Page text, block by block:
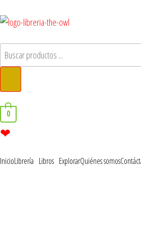
0
❤
InicioLibrería Libros ExplorarQuiénes somos